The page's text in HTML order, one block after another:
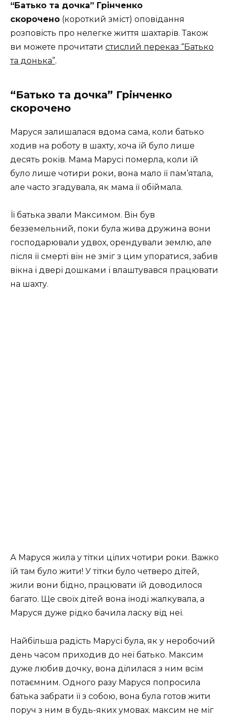
“Батько та дочка” Грінченко
скорочено (короткий зміст) оповідання
розповість про нелегке життя шахтарів. Також
ви можете прочитати стислий переказ “Батько
та донька”.
“Батько та дочка” Грінченко
скорочено
Маруся залишалася вдома сама, коли батько
ходив на роботу в шахту, хоча їй було лише
десять років. Мама Марусі померла, коли їй
було лише чотири роки, вона мало її пам’ятала,
але часто згадувала, як мама її обіймала.
Її батька звали Максимом. Він був
безземельний, поки була жива дружина вони
господарювали удвох, орендували землю, але
після її смерті він не зміг з цим упоратися, забив
вікна і двері дошками і влаштувався працювати
на шахту.
А Маруся жила у тітки цілих чотири роки. Важко
їй там було жити! У тітки було четверо дітей,
жили вони бідно, працювати їй доводилося
багато. Ще своїх дітей вона іноді жалкувала, а
Маруся дуже рідко бачила ласку від неї.
Найбільша радість Марусі була, як у неробочий
день часом приходив до неї батько. Максим
дуже любив дочку, вона ділилася з ним всім
потаємним. Одного разу Маруся попросила
батька забрати її з собою, вона була готов жити
поруч з ним в будь-яких умовах. максим не міг